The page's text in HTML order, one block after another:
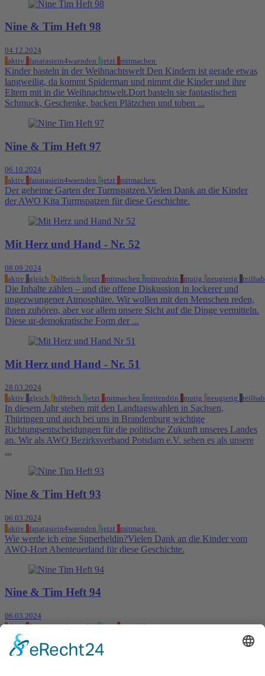
Nine & Tim Heft 98
04.12.2024
aktiv
fanatasiein4waenden jetzt mitmachen
Kinder basteln in der Weihnachtswelt Den Kindern ist gerade etwas
langweilig, da kommt Spiderman und nimmt die Kinder und ihre
Eltern mit in die Weihnachtswelt.Dort basteln sie fantastischen
Schmuck, Geschenke, backen Plätzchen und toben ...
Nine & Tim Heft 97
06.10.2024
aktiv
fanatasiein4waenden jetzt mitmachen
Der geheime Garten der Turmspatzen.Vielen Dank an die Kinder
der AWO Kita Turmspatzen für diese Geschichte.
Mit Herz und Hand - Nr. 52
08.09.2024
aktiv
gleich hilfreich jetzt mitmachen mittendrin mutig neugierig
Die Inhalte zählen – und die offene Diskussion in lockerer und
ungezwungener Atmosphäre. Wir wollen mit den Menschen reden,
ihnen zuhören, aber vor allem unsere Sicht auf die Dinge vermitteln.
Diese ur-demokratische Form der ...
Mit Herz und Hand - Nr. 51
28.03.2024
aktiv
gleich hilfreich jetzt mitmachen mittendrin mutig neugierig
In diesem Jahr stehen mit den Landtagswahlen in Sachsen,
Thüringen und auch bei uns in Brandenburg wichtige
Richtungsentscheidungen für die politische Zukunft unseres Landes
an. Wir als AWO Bezirksverband Potsdam e.V. sehen es als unsere
...
Nine & Tim Heft 93
06.03.2024
aktiv
fanatasiein4waenden jetzt mitmachen
Wie werde ich eine Superheldin?Vielen Dank an die Kinder vom
AWO-Hort Abenteuerland für diese Geschichte.
Nine & Tim Heft 94
06.03.2024
aktiv fanatasiein4waenden jetzt mitmachen
Das unheimliche Tischtennisabenteuer.Vielen Dank an die Kinder
vom AWO-Hort Abenteuerland für diese Geschichte.